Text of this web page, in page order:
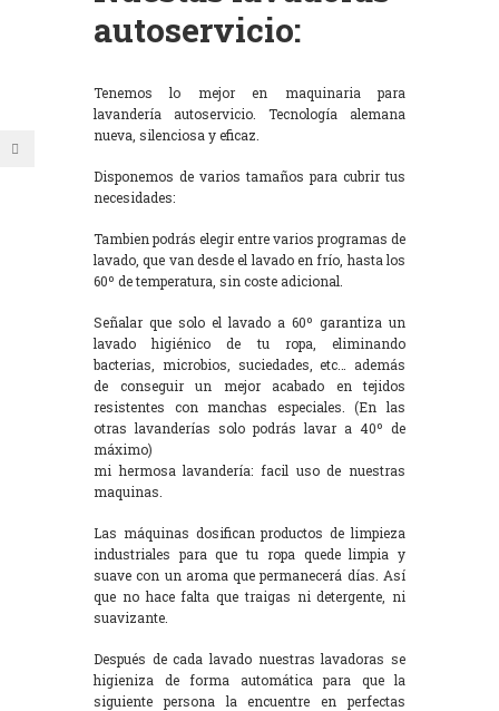
autoservicio:
Tenemos lo mejor en maquinaria para
lavandería autoservicio. Tecnología alemana
nueva, silenciosa y eficaz.
Disponemos de varios tamaños para cubrir tus
necesidades:
Tambien podrás elegir entre varios programas de
lavado, que van desde el lavado en frío, hasta los
60º de temperatura, sin coste adicional.
Señalar que solo el lavado a 60º garantiza un
lavado higiénico de tu ropa, eliminando
bacterias, microbios, suciedades, etc… además
de conseguir un mejor acabado en tejidos
resistentes con manchas especiales. (En las
otras lavanderías solo podrás lavar a 40º de
máximo)
mi hermosa lavandería: facil uso de nuestras
maquinas.
Las máquinas dosifican productos de limpieza
industriales para que tu ropa quede limpia y
suave con un aroma que permanecerá días. Así
que no hace falta que traigas ni detergente, ni
suavizante.
Después de cada lavado nuestras lavadoras se
higieniza de forma automática para que la
siguiente persona la encuentre en perfectas